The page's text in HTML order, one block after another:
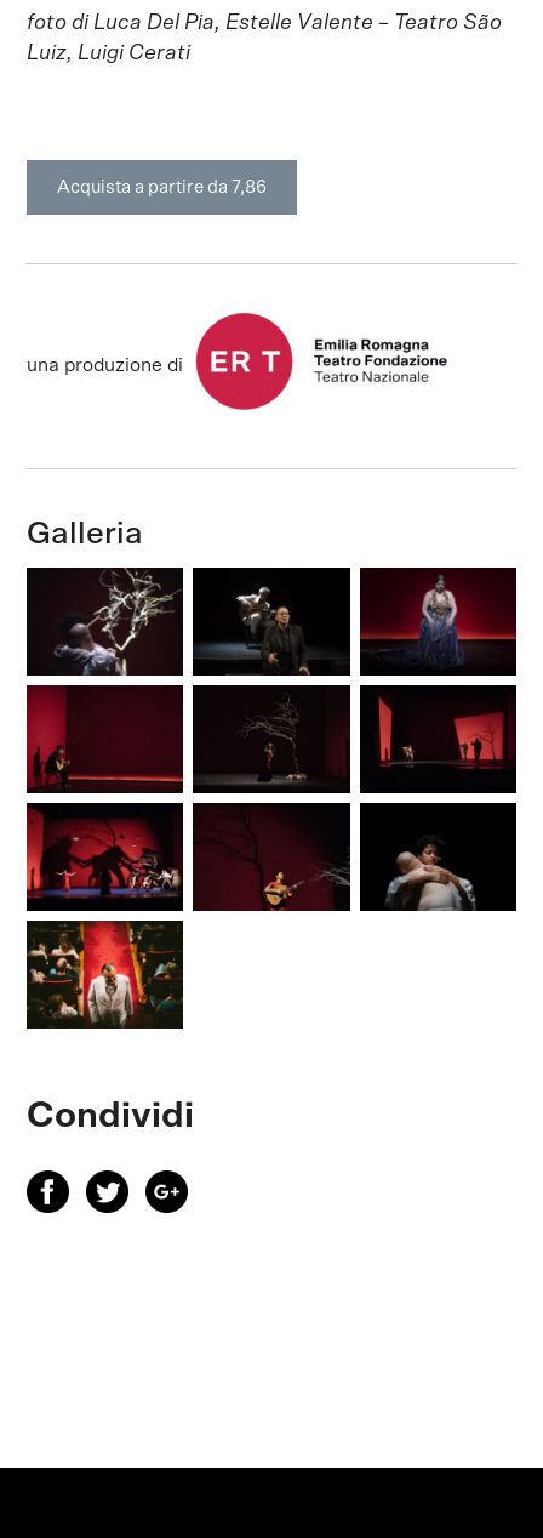
foto di Luca Del Pia, Estelle Valente – Teatro São
Luiz, Luigi Cerati
Acquista a partire da 7,86
una produzione di
Galleria
Condividi